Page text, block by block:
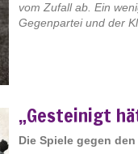
vom Zufall ab. Ein
Gegenpartei und der
„Gesteinigt
Die Spiele gegen